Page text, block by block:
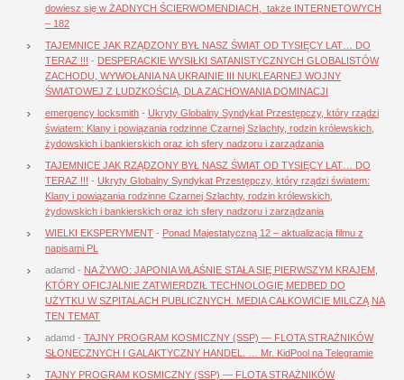
dowiesz się w ŻADNYCH ŚCIERWOMENDIACH, także INTERNETOWYCH
– 182
TAJEMNICE JAK RZĄDZONY BYŁ NASZ ŚWIAT OD TYSIĘCY LAT… DO
TERAZ !!! - DESPERACKIE WYSIŁKI SATANISTYCZNYCH GLOBALISTÓW
ZACHODU, WYWOŁANIA NA UKRAINIE III NUKLEARNEJ WOJNY
ŚWIATOWEJ Z LUDZKOŚCIĄ, DLA ZACHOWANIA DOMINACJI
emergency locksmith - Ukryty Globalny Syndykat Przestępczy, który rządzi
światem: Klany i powiązania rodzinne Czarnej Szlachty, rodzin królewskich,
żydowskich i bankierskich oraz ich sfery nadzoru i zarządzania
TAJEMNICE JAK RZĄDZONY BYŁ NASZ ŚWIAT OD TYSIĘCY LAT… DO
TERAZ !!! - Ukryty Globalny Syndykat Przestępczy, który rządzi światem:
Klany i powiązania rodzinne Czarnej Szlachty, rodzin królewskich,
żydowskich i bankierskich oraz ich sfery nadzoru i zarządzania
WIELKI EKSPERYMENT - Ponad Majestatyczną 12 – aktualizacja filmu z
napisami PL
adamd - NA ŻYWO: JAPONIA WŁAŚNIE STAŁA SIĘ PIERWSZYM KRAJEM,
KTÓRY OFICJALNIE ZATWIERDZIŁ TECHNOLOGIĘ MEDBED DO
UŻYTKU W SZPITALACH PUBLICZNYCH. MEDIA CAŁKOWICIE MILCZĄ NA
TEN TEMAT
adamd - TAJNY PROGRAM KOSMICZNY (SSP) — FLOTA STRAŻNIKÓW
SŁONECZNYCH I GALAKTYCZNY HANDEL. … Mr. KidPool na Telegramie
TAJNY PROGRAM KOSMICZNY (SSP) — FLOTA STRAŻNIKÓW